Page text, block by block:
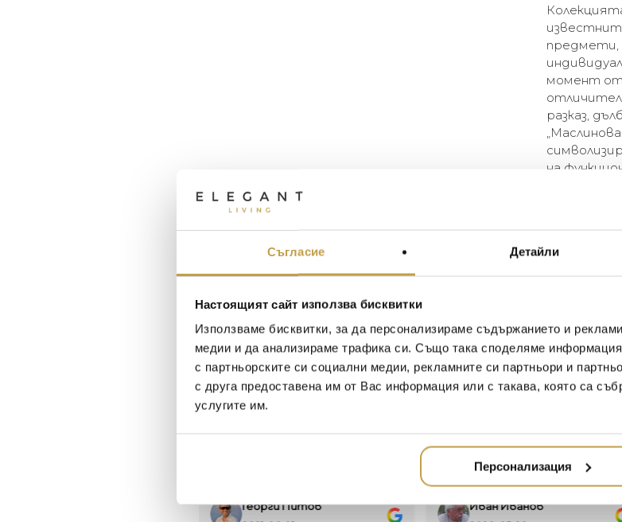
Съгласие Детайли
Настоящият сайт използва бисквитки
Използваме бисквитки, за да персонализираме съдържанието и
медии и да анализираме трафика си. Също така споделяме информация
с партньорските си социални медии, рекламните си партньори и
с друга предоставена им от Вас информация или с такава, която са
услугите им.
Персонализация
предмети,
момент от
разказ,
на
усещане
The Michael
most loved
serve
setting
captures all
strength,
“The olive
with natural
me, it is
olive grove
Георги Питов Иван Иванов